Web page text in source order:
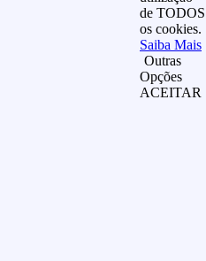
de TODOS
os cookies.
Saiba Mais
Outras
Opções
ACEITAR